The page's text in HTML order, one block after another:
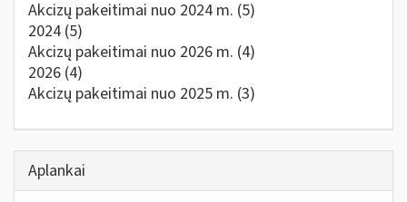
Akcizų pakeitimai nuo 2024 m. (5)
2024 (5)
Akcizų pakeitimai nuo 2026 m. (4)
2026 (4)
Akcizų pakeitimai nuo 2025 m. (3)
Aplankai